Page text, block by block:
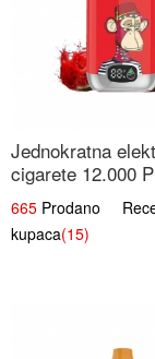
Jednokratna
cigarete 12.000
Lubenica
Desertna Aroma
665 Prodano
kupaca(15)